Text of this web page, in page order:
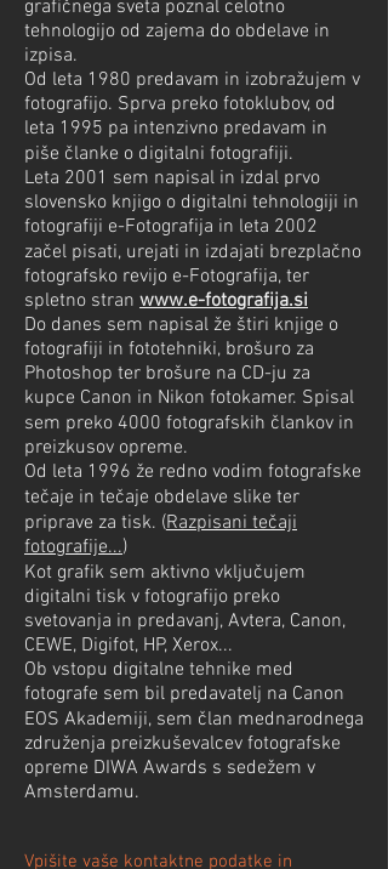
grafičnega sveta poznal celotno
tehnologijo od zajema do obdelave in
izpisa.
Od leta 1980 predavam in izobražujem v
fotografijo. Sprva preko fotoklubov, od
leta 1995 pa intenzivno predavam in
piše članke o digitalni fotografiji.
Leta 2001 sem napisal in izdal prvo
slovensko knjigo o digitalni tehnologiji in
fotografiji e-Fotografija in leta 2002
začel pisati, urejati in izdajati brezplačno
fotografsko revijo e-Fotografija, ter
spletno stran www.e-fotografija.si
Do danes sem napisal že štiri knjige o
fotografiji in fototehniki, brošuro za
Photoshop ter brošure na CD-ju za
kupce Canon in Nikon fotokamer. Spisal
sem preko 4000 fotografskih člankov in
preizkusov opreme.
Od leta 1996 že redno vodim fotografske
tečaje in tečaje obdelave slike ter
priprave za tisk. (Razpisani tečaji
fotografije...)
Kot grafik sem aktivno vključujem
digitalni tisk v fotografijo preko
svetovanja in predavanj, Avtera, Canon,
CEWE, Digifot, HP, Xerox...
Ob vstopu digitalne tehnike med
fotografe sem bil predavatelj na Canon
EOS Akademiji, sem član mednarodnega
združenja preizkuševalcev fotografske
opreme DIWA Awards s sedežem v
Amsterdamu.
Vpišite vaše kontaktne podatke in